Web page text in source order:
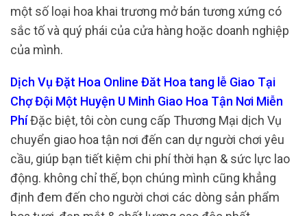
một số loại hoa khai trương mở bán tương xứng có
sắc tố và quý phái của cửa hàng hoặc doanh nghiệp
của mình.
Dịch Vụ Đặt Hoa Online Đăt Hoa tang lễ Giao Tại
Chợ Đội Một Huyện U Minh Giao Hoa Tận Nơi Miễn
PhíĐặc biệt, tôi còn cung cấp Thương Mại dịch Vụ
chuyển giao hoa tận nơi đến can dự người chơi yêu
cầu, giúp bạn tiết kiệm chi phí thời hạn & sức lực lao
động. không chỉ thế, bọn chúng mình cũng khẳng
định đem đến cho người chơi các dòng sản phẩm